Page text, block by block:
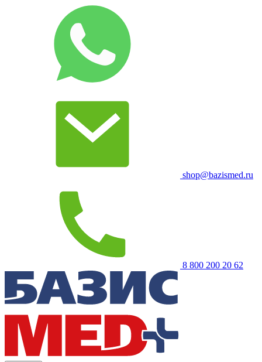
shop@bazismed.ru
8 800 200 20 62